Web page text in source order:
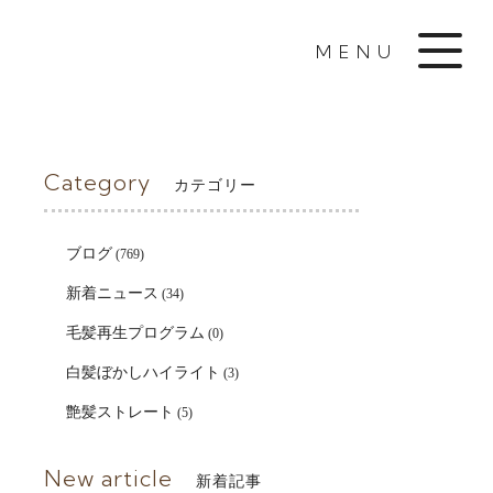
MENU
Category カテゴリー
ブログ (769)
新着ニュース (34)
毛髪再生プログラム (0)
白髪ぼかしハイライト (3)
艶髪ストレート (5)
New article 新着記事